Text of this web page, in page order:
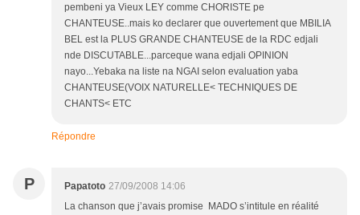
pembeni ya Vieux LEY comme CHORISTE pe
CHANTEUSE..mais ko declarer que ouvertement que MBILIA
BEL est la PLUS GRANDE CHANTEUSE de la RDC edjali
nde DISCUTABLE...parceque wana edjali OPINION
nayo...Yebaka na liste na NGAI selon evaluation yaba
CHANTEUSE(VOIX NATURELLE< TECHNIQUES DE
CHANTS< ETC
Répondre
P Papatoto 27/09/2008 14:06
La chanson que j’avais promise MADO s’intitule en réalité